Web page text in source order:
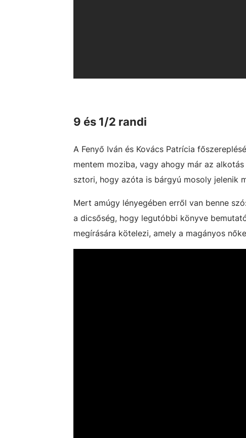
9 és 1/2 randi
A Fenyő Iván és Kovács Patrícia
mentem moziba, vagy ahogy már az
sztori, hogy azóta is bárgyú mosoly jelenik
Mert amúgy lényegében erről van benne
a dicsőség, hogy legutóbbi könyve
megírására kötelezi, amely a magányos